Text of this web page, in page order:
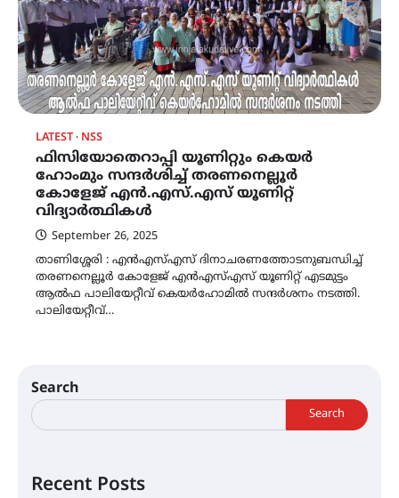
LATEST NSS
ഫിസിയോതെറാപ്പി യൂണിറ്റും കെയർ
ഹോംമും സന്ദർശിച്ച് തരണനെല്ലൂർ
കോളേജ് എൻ.എസ്.എസ് യൂണിറ്റ്
വിദ്യാർത്ഥികൾ
September 26, 2025
താണിശ്ശേരി : എൻഎസ്എസ് ദിനാചരണത്തോടനുബന്ധിച്ച്
തരണനെല്ലൂർ കോളേജ് എൻഎസ്എസ് യൂണിറ്റ് എടമുട്ടം
ആൽഫ പാലിയേറ്റീവ് കെയർഹോമിൽ സന്ദർശനം നടത്തി.
പാലിയേറ്റീവ്…
Search
Search
Recent Posts